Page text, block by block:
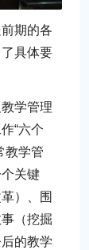
期的各
具体要
学管理
“六个
教学管
关键
）、围
（挖掘
的教学